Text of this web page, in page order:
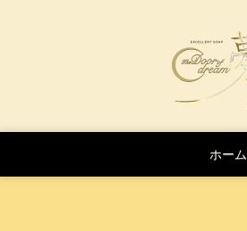
ホーム